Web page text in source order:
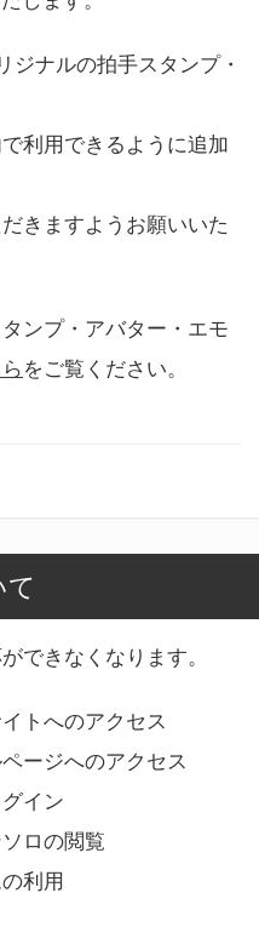
ジナルの拍手スタンプ・
利用できるように追加
きますようお願いいた
ンプ・アバター・エモ
をご覧ください。
できなくなります。
トへのアクセス
ージへのアクセス
イン
ロの閲覧
利用